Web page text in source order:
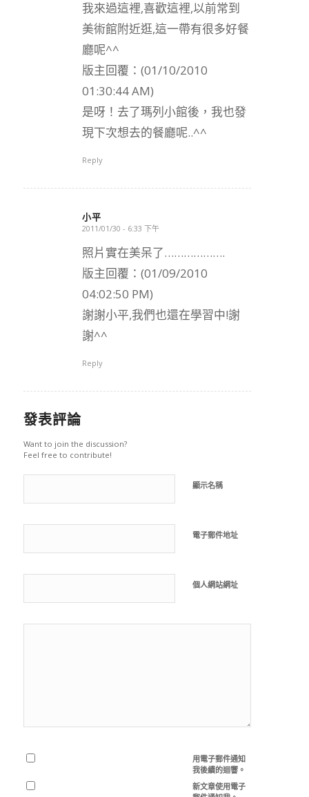
我來過這裡,喜歡這裡,以前常到
美術館附近逛,這一帶有很多好餐
廳呢^^
版主回覆：(01/10/2010
01:30:44 AM)
是呀！去了瑪列小館後，我也發
現下次想去的餐廳呢..^^
Reply
小平
says:
2011/01/30 - 6:33 下午
照片實在美呆了……………….
版主回覆：(01/09/2010
04:02:50 PM)
謝謝小平,我們也還在學習中!謝
謝^^
Reply
發表評論
Want to join the discussion?
Feel free to contribute!
顯示名稱
電子郵件地址
個人網站網址
用電子郵件通知
我後續的迴響。
新文章使用電子